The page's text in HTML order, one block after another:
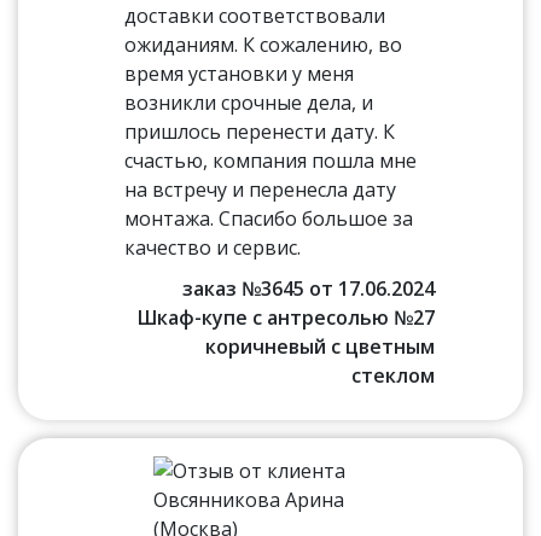
доставки соответствовали
ожиданиям. К сожалению, во
время установки у меня
возникли срочные дела, и
пришлось перенести дату. К
счастью, компания пошла мне
на встречу и перенесла дату
монтажа. Спасибо большое за
качество и сервис.
заказ №3645 от 17.06.2024
Шкаф-купе с антресолью №27
коричневый с цветным
стеклом